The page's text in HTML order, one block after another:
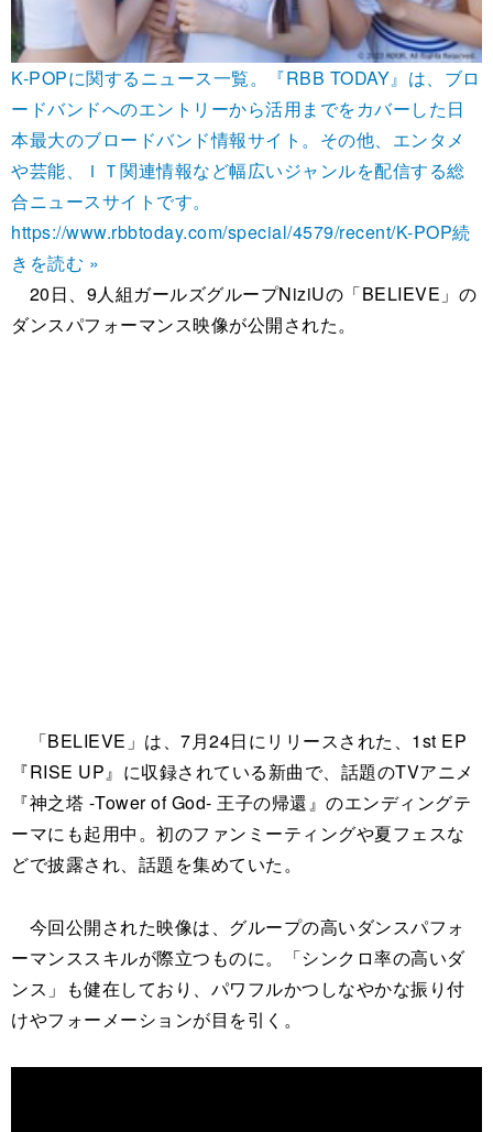
K-POPに関するニュース一覧。『RBB TODAY』は、ブロ
ードバンドへのエントリーから活用までをカバーした日
本最大のブロードバンド情報サイト。その他、エンタメ
や芸能、ＩＴ関連情報など幅広いジャンルを配信する総
合ニュースサイトです。
https://www.rbbtoday.com/special/4579/recent/K-POP続
きを読む »
20日、9人組ガールズグループNiziUの「BELIEVE」の
ダンスパフォーマンス映像が公開された。
「BELIEVE」は、7月24日にリリースされた、1st EP
『RISE UP』に収録されている新曲で、話題のTVアニメ
『神之塔 -Tower of God- 王子の帰還』のエンディングテ
ーマにも起用中。初のファンミーティングや夏フェスな
どで披露され、話題を集めていた。
今回公開された映像は、グループの高いダンスパフォ
ーマンススキルが際立つものに。「シンクロ率の高いダ
ンス」も健在しており、パワフルかつしなやかな振り付
けやフォーメーションが目を引く。